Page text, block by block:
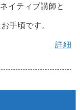
イティブ講師と
手頃です。
詳細